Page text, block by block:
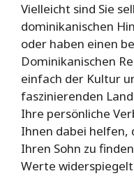
Vielleicht sind Sie
dominikanischen
oder haben einen
Dominikanischen
einfach der Kultur
faszinierenden
Ihre persönliche
Ihnen dabei
Ihren Sohn zu
Werte